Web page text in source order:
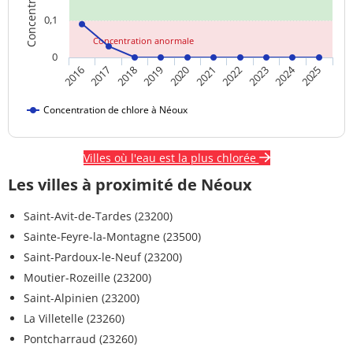
Concentration anormale
Concentration de chlore à Néoux
2016 2017 2018 2019 2020 2021 2022 2023 2024 2025
0
0,1
Villes où l'eau est la plus chlorée
Les villes à proximité de Néoux
Saint-Avit-de-Tardes (23200)
Sainte-Feyre-la-Montagne (23500)
Saint-Pardoux-le-Neuf (23200)
Moutier-Rozeille (23200)
Saint-Alpinien (23200)
La Villetelle (23260)
Pontcharraud (23260)